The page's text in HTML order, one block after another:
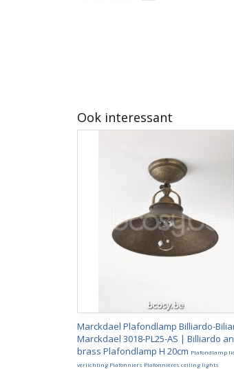
Ook interessant
Marckdael Plafondlamp Billiardo-
Marckdael 3018-PL25-AS | Billiardo
brass Plafondlamp H 20cm Plafondlamp
verlichting Plafonniers Plafonnières ceiling lights